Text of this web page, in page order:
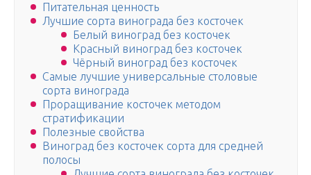
Питательная ценность
Лучшие сорта винограда без косточек
Белый виноград без косточек
Красный виноград без косточек
Чёрный виноград без косточек
Самые лучшие универсальные столовые
сорта винограда
Проращивание косточек методом
стратификации
Полезные свойства
Виноград без косточек сорта для средней
полосы